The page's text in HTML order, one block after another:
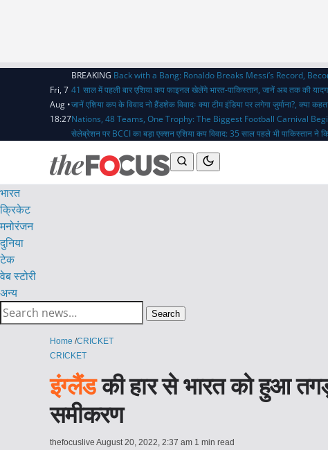
Fri, 7
Aug •
18:27
BREAKING Back with a Bang: Ronaldo Breaks Messi’s Record,
41 साल में पहली बार एशिया कप फाइनल खेलेंगे भारत-पाकिस्तान, जानें अब तक की
जानें एशिया कप के विवादनो हैंडशेक विवादः क्या टीम इंडिया पर लगेगा जुर्माना?, क्या
Nations, 48 Teams, One Trophy: The Biggest Football Carnival
सेलेब्रेशन पर BCCI का बड़ा एक्शनएशिया कप विवाद: 35 साल पहले भी पाकिस्तान ने
भारत
क्रिकेट
मनोरंजन
दुनिया
टेक
वेब स्टोरी
अन्य
Search
for:
Search
Home /CRICKET
CRICKET
इंग्लैंडकी हार से भारत को हुआ
समीकरण
thefocuslive August 20, 2022, 2:37 am 1 min read